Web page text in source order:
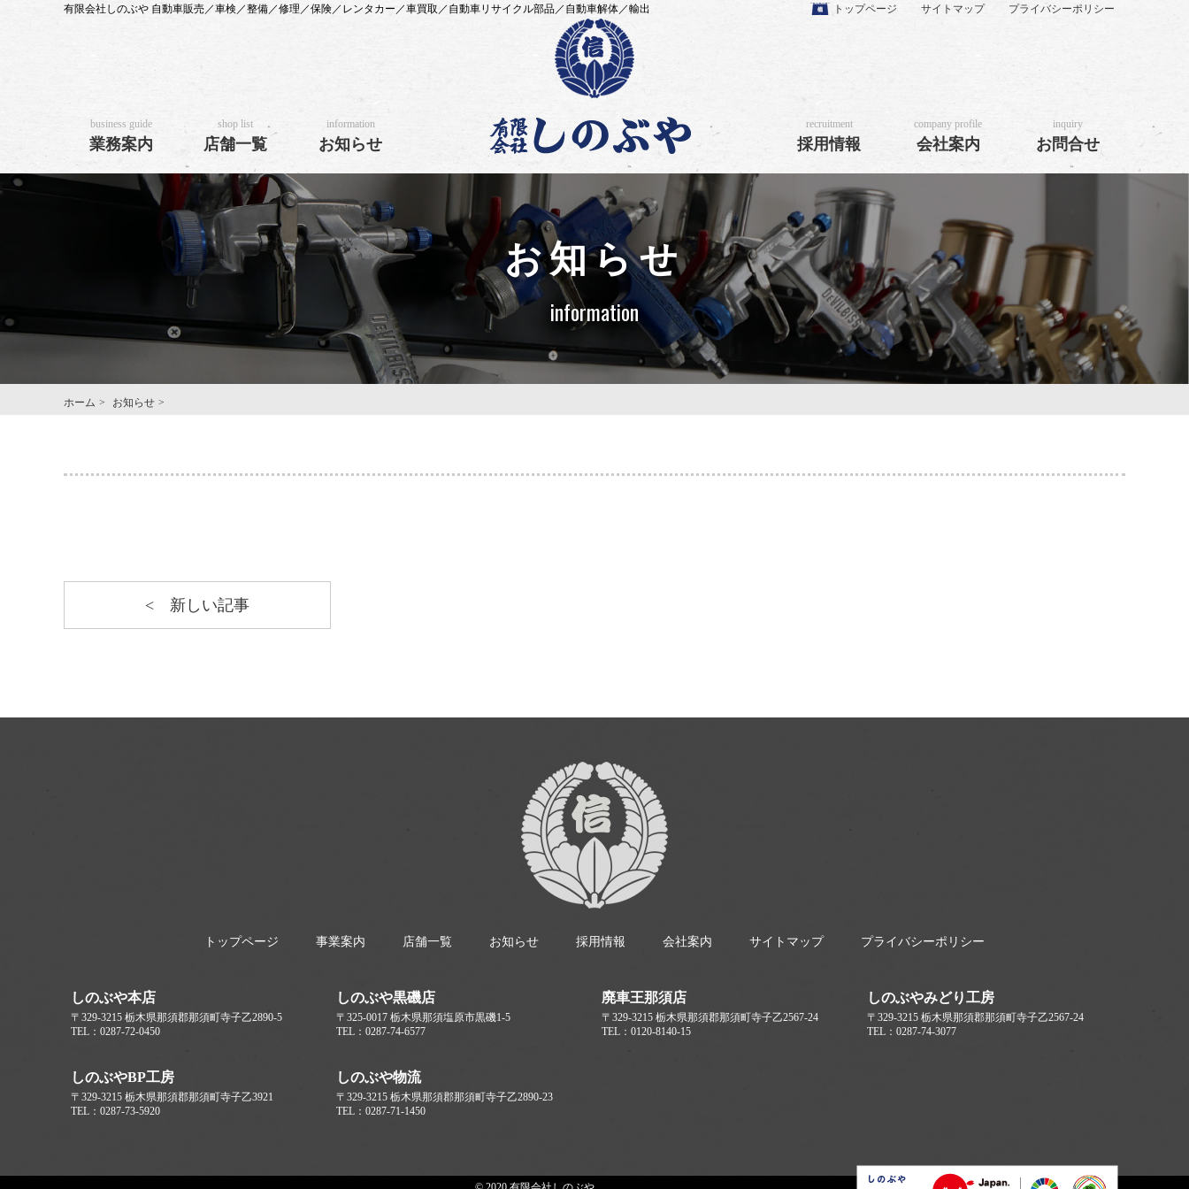
有限会社しのぶや 自動車販売／車検／整備／修理／保険／レンタカー／車買取／自動車リサイクル部品／自動車解体／輸出 トップページ サイトマップ プライバシーポリシー
business guide
業務案内
shop list
店舗一覧
information
お知らせ
recruitment
採用情報
company profile
会社案内
inquiry
お問合せ
お知らせ
information
ホーム お知らせ
新しい記事
トップページ 事業案内 店舗一覧 お知らせ 採用情報 会社案内 サイトマップ プライバシーポリシー
しのぶや本店
〒329-3215 栃木県那須郡那須町寺子乙2890-5
TEL：0287-72-0450
しのぶや黒磯店
〒325-0017 栃木県那須塩原市黒磯1-5
TEL：0287-74-6577
廃車王那須店
〒329-3215 栃木県那須郡那須町寺子乙2567-24
TEL：0120-8140-15
しのぶやみどり工房
〒329-3215 栃木県那須郡那須町寺子乙2567-24
TEL：0287-74-3077
しのぶやBP工房
〒329-3215 栃木県那須郡那須町寺子乙3921
TEL：0287-73-5920
しのぶや物流
〒329-3215 栃木県那須郡那須町寺子乙2890-23
TEL：0287-71-1450